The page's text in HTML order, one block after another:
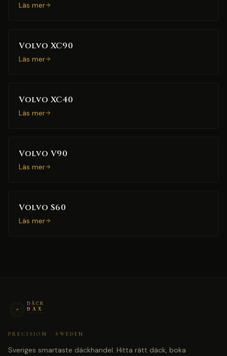
Läs mer
Volvo XC90
Läs mer
Volvo XC40
Läs mer
Volvo V90
Läs mer
Volvo S60
Läs mer
PRECISION · SWEDEN
Sveriges smartaste däckhandel. Hitta rätt däck, boka